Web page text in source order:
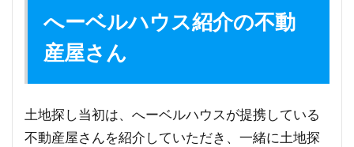
へーベルハウス紹介の不動
産屋さん
土地探し当初は、へーベルハウスが提携している
不動産屋さんを紹介していただき、一緒に土地探